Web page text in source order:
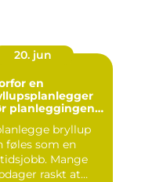
20. jun
en
planleggingen
bryllup
føles som en
Mange
raskt at